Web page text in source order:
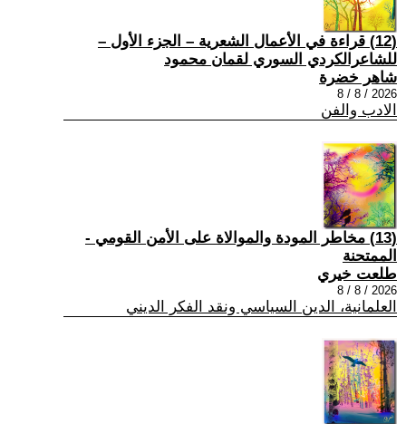
(12) قراءة في الأعمال الشعرية – الجزء الأول –
للشاعرالكردي السوري لقمان محمود
شاهر خضرة
2026 / 8 / 8
الادب والفن
(13) مخاطر المودة والموالاة على الأمن القومي -
الممتحنة
طلعت خيري
2026 / 8 / 8
العلمانية، الدين السياسي ونقد الفكر الديني